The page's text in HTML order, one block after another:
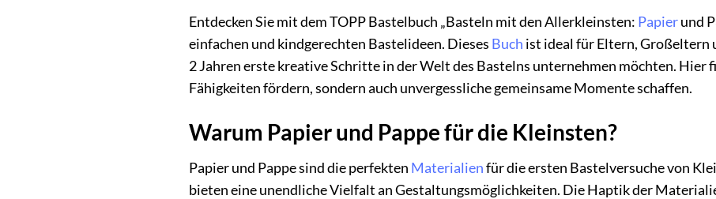
Entdecken Sie mit dem TOPP Bastelbuch „Basteln mit den Allerkleinsten: Papierund
einfachen und kindgerechten Bastelideen. Dieses Buch ist ideal für Eltern, Großeltern
2 Jahren erste kreative Schritte in der Welt des Bastelns unternehmen möchten.
Fähigkeiten fördern, sondern auch unvergessliche gemeinsame Momente schaffen.
Warum Papier und Pappe für die Kleinsten?
Papier und Pappe sind die perfekten Materialienfür die ersten Bastelversuche von
bieten eine unendliche Vielfalt an Gestaltungsmöglichkeiten. Die Haptik der